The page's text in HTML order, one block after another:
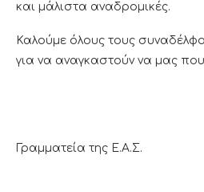
και μάλιστα αναδρομικές.
Καλούμε όλους τους
για να αναγκαστούν να μας
Γραμματεία της Ε.Α.Σ.